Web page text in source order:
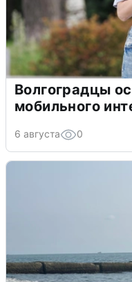
Волгоградцы
мобильного
6 августа 0